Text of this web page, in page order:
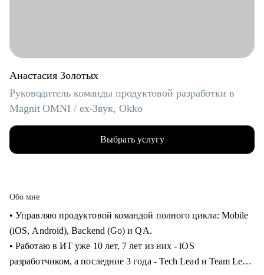
Анастасия Золотых
Руководитель команды продуктовой разработки в
Magnit OMNI / ex-Звук, Okko
Выбрать услугу
Обо мне
• Управляю продуктовой командой полного цикла: Mobile
(iOS, Android), Backend (Go) и QA.
• Работаю в ИТ уже 10 лет, 7 лет из них - iOS
разработчиком, а последние 3 года - Tech Lead и Team Lead.